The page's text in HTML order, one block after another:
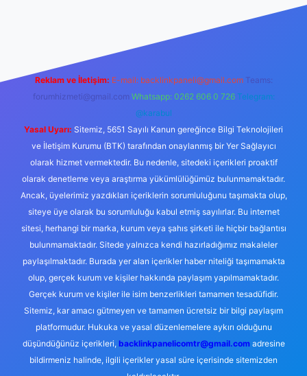
Reklam ve İletişim: E-mail: backlinkpaneli@gmail.com Teams:
forumhizmeti@gmail.com Whatsapp: 0262 606 0 726 Telegram:
@karabul
Yasal Uyarı: Sitemiz, 5651 Sayılı Kanun gereğince Bilgi Teknolojileri
ve İletişim Kurumu (BTK) tarafından onaylanmış bir Yer Sağlayıcı
olarak hizmet vermektedir. Bu nedenle, sitedeki içerikleri proaktif
olarak denetleme veya araştırma yükümlülüğümüz bulunmamaktadır.
Ancak, üyelerimiz yazdıkları içeriklerin sorumluluğunu taşımakta olup,
siteye üye olarak bu sorumluluğu kabul etmiş sayılırlar. Bu internet
sitesi, herhangi bir marka, kurum veya şahıs şirketi ile hiçbir bağlantısı
bulunmamaktadır. Sitede yalnızca kendi hazırladığımız makaleler
paylaşılmaktadır. Burada yer alan içerikler haber niteliği taşımamakta
olup, gerçek kurum ve kişiler hakkında paylaşım yapılmamaktadır.
Gerçek kurum ve kişiler ile isim benzerlikleri tamamen tesadüfidir.
Sitemiz, kar amacı gütmeyen ve tamamen ücretsiz bir bilgi paylaşım
platformudur. Hukuka ve yasal düzenlemelere aykırı olduğunu
düşündüğünüz içerikleri, backlinkpanelicomtr@gmail.comadresine
bildirmeniz halinde, ilgili içerikler yasal süre içerisinde sitemizden